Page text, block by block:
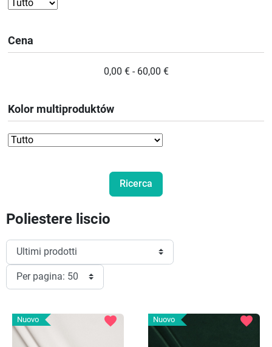
Cena
0,00 € - 60,00 €
Kolor multiproduktów
Poliestere liscio
Nuovo favorite Nuovo favorite